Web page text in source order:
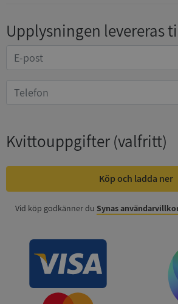
Upplysningen levereras
Kvittouppgifter(valfritt)
Köp och ladda ner
Vid köp godkänner du Synas